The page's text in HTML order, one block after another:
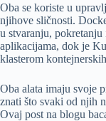
Oba se koriste u
njihove sličnosti.
u stvaranju,
aplikacijama, dok je
klasterom
Oba alata imaju svoje
znati što svaki od njih
Ovaj post na blogu